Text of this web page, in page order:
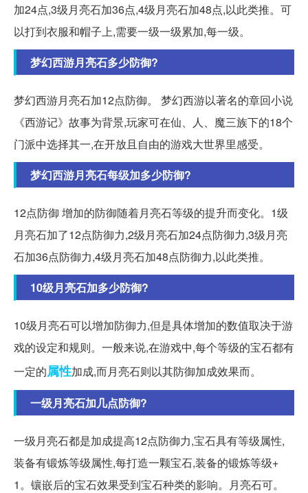
加24点,3级月亮石加36点,4级月亮石加48点,以此类推。可
以打到衣服和帽子上,需要一级一级累加,每一级。
梦幻西游月亮石多少防御?
梦幻西游月亮石加12点防御。 梦幻西游以著名的章回小说
《西游记》故事为背景,玩家可在仙、人、魔三族下的18个
门派中选择其一,在开放且自由的游戏大世界里感受。
梦幻西游月亮石每级加多少防御?
12点防御 增加的防御随着月亮石等级的提升而变化。1级
月亮石加了12点防御力,2级月亮石加24点防御力,3级月亮
石加36点防御力,4级月亮石加48点防御力,以此类推。
10级月亮石加多少防御?
10级月亮石可以增加防御力,但是具体增加的数值取决于游
戏的设定和规则。一般来说,在游戏中,每个等级的宝石都有
一定的属性加成,而月亮石则以其防御加成效果而。
一级月亮石加几点防御?
一级月亮石都是加成提高12点防御力,宝石具有等级属性,
装备有锻炼等级属性,每打造一颗宝石,装备的锻炼等级+
1。镶嵌后的宝石效果受到宝石种类的影响。月亮石可。